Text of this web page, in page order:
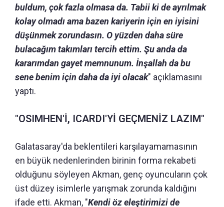
buldum, çok fazla olmasa da. Tabii ki de ayrılmak
kolay olmadı ama bazen kariyerin için en iyisini
düşünmek zorundasın. O yüzden daha süre
bulacağım takımları tercih ettim. Şu anda da
kararımdan gayet memnunum. İnşallah da bu
sene benim için daha da iyi olacak" açıklamasını
yaptı.
"OSIMHEN'İ, ICARDI'Yİ GEÇMENİZ LAZIM"
Galatasaray'da beklentileri karşılayamamasının
en büyük nedenlerinden birinin forma rekabeti
olduğunu söyleyen Akman, genç oyuncuların çok
üst düzey isimlerle yarışmak zorunda kaldığını
ifade etti. Akman, "Kendi öz eleştirimizi de